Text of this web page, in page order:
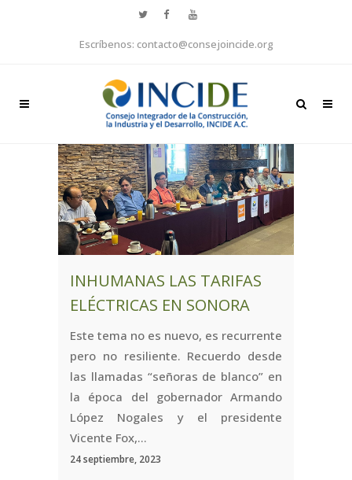
Escríbenos: contacto@consejoincide.org
INHUMANAS LAS TARIFAS
ELÉCTRICAS EN SONORA
Este tema no es nuevo, es recurrente
pero no resiliente. Recuerdo desde
las llamadas “señoras de blanco” en
la época del gobernador Armando
López Nogales y el presidente
Vicente Fox,...
24 septiembre, 2023